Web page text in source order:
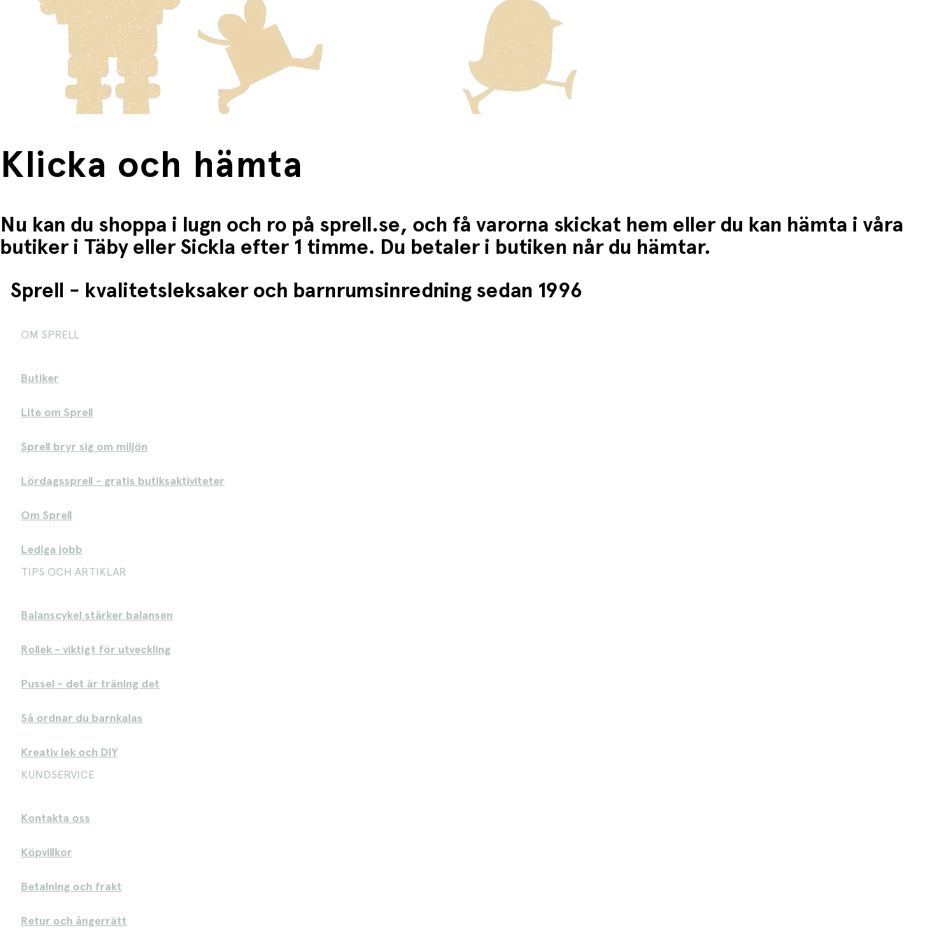
Klicka och hämta
Nu kan du shoppa i lugn och ro på sprell.se, och få varorna skickat hem eller du kan hämta i våra
butiker i Täby eller Sickla efter 1 timme. Du betaler i butiken når du hämtar.
Sprell - kvalitetsleksaker och barnrumsinredning sedan 1996
OM SPRELL
Butiker
Lite om Sprell
Sprell bryr sig om miljön
Lördagssprell - gratis butiksaktiviteter
Om Sprell
Lediga jobb
TIPS OCH ARTIKLAR
Balanscykel stärker balansen
Rollek - viktigt för utveckling
Pussel - det är träning det
Så ordnar du barnkalas
Kreativ lek och DIY
KUNDSERVICE
Kontakta oss
Köpvillkor
Betalning och frakt
Retur och ångerrätt